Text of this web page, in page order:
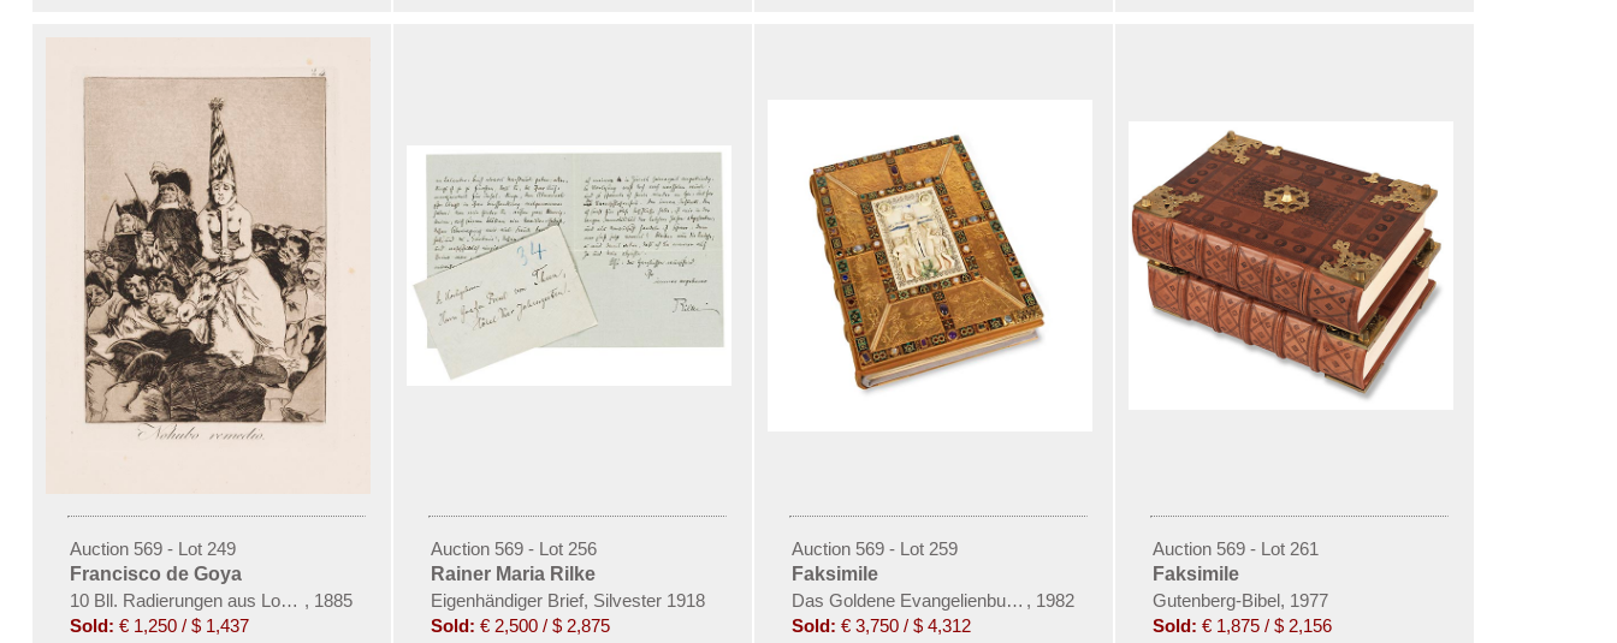
Auction 569 - Lot 249
Francisco de Goya
10 Bll. Radierungen aus Los Caprichos
, 1885
Sold: € 1,250 / $ 1,437
Auction 569 - Lot 256
Rainer Maria Rilke
Eigenhändiger Brief, Silvester 1918
Sold: € 2,500 / $ 2,875
Auction 569 - Lot 259
Faksimile
Das Goldene Evangelienbuch von Echternach
, 1982
Sold: € 3,750 / $ 4,312
Auction 569 - Lot 261
Faksimile
Gutenberg-Bibel, 1977
Sold: € 1,875 / $ 2,156